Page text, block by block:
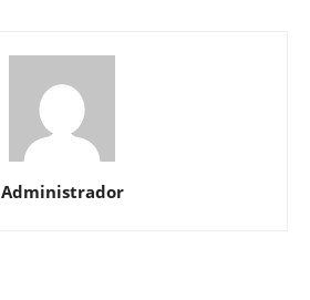
Administrador